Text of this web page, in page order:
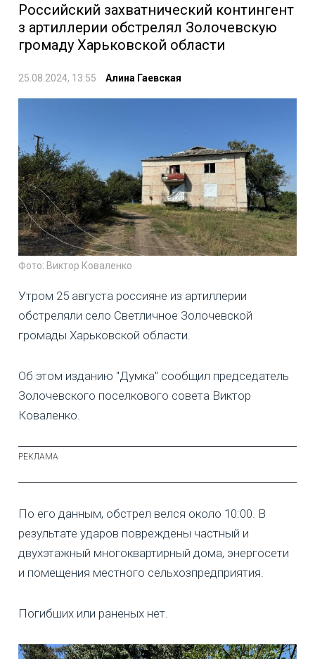
Российский захватнический контингент
з артиллерии обстрелял Золочевскую
громаду Харьковской области
25.08.2024, 13:55 Алина Гаевская
Фото: Виктор Коваленко
Утром 25 августа россияне из артиллерии
обстреляли село Светличное Золочевской
громады Харьковской области.
Об этом изданию "Думка" сообщил председатель
Золочевского поселкового совета Виктор
Коваленко.
По его данным, обстрел велся около 10:00. В
результате ударов повреждены частный и
двухэтажный многоквартирный дома, энергосети
и помещения местного сельхозпредприятия.
Погибших или раненых нет.